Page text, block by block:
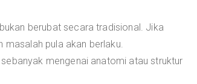
berubat secara tradisional. Jika
masalah pula akan berlaku.
mengenai anatomi atau struktur